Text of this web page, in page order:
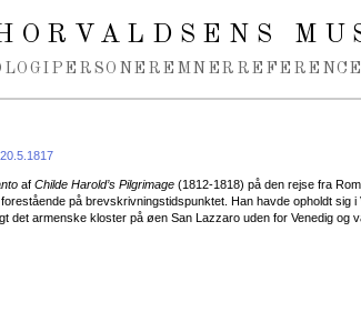
PERSONER EMNER
af Childe Harold’s Pilgrimage (1812-1818) på den rejse fra
på brevskrivningstidspunktet. Han havde opholdt sig i
det armenske kloster på øen San Lazzaro uden for Venedig og